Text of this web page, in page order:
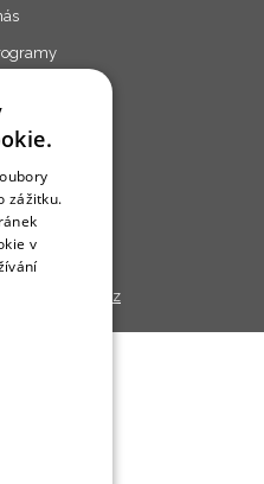
2026, Bydlo.cz
zážitku.
v